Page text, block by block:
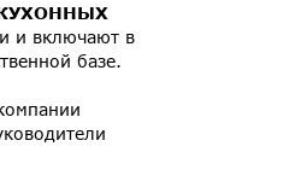
и включают в
базе.